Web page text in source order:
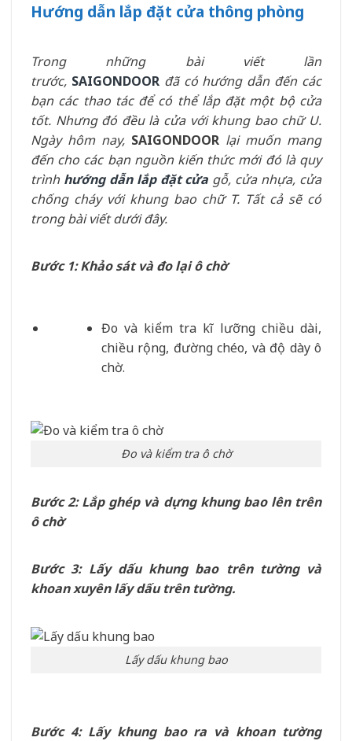
Hướng dẫn lắp đặt cửa thông phòng
Trong những bài viết lần
trước, SAIGONDOOR đã có hướng dẫn đến các
bạn các thao tác để có thể lắp đặt một bộ cửa
tốt. Nhưng đó đều là cửa với khung bao chữ U.
Ngày hôm nay, SAIGONDOOR lại muốn mang
đến cho các bạn nguồn kiến thức mới đó là quy
trình hướng dẫn lắp đặt cửa gỗ, cửa nhựa, cửa
chống cháy với khung bao chữ T. Tất cả sẽ có
trong bài viết dưới đây.
Bước 1: Khảo sát và đo lại ô chờ
Đo và kiểm tra kĩ lưỡng chiều dài,
chiều rộng, đường chéo, và độ dày ô
chờ.
Đo và kiểm tra ô chờ
Bước 2: Lắp ghép và dựng khung bao lên trên
ô chờ
Bước 3: Lấy dấu khung bao trên tường và
khoan xuyên lấy dấu trên tường.
Lấy dấu khung bao
Bước 4: Lấy khung bao ra và khoan tường